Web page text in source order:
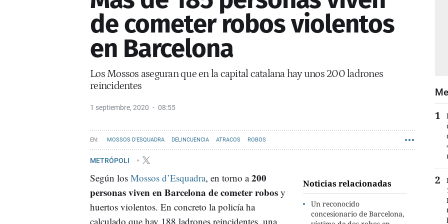
de cometer robos violentos
en Barcelona
Los Mossos aseguran que en la capital catalana hay unos 200 ladrones
reincidentes
1 septiembre, 2020 08:55
MOSSOS D'ESQUADRA DELINCUENCIA ATRACOS ROBOS
METRÓPOLI
Noticias relacionadas
Un reconocido
concesionario de Barcelona,
Según los Mossos d’Esquadra, en torno a200
personas viven en Barcelona de cometer robos y
huertos violentos. En concreto la policía ha
calculado que hay 188 ladrones reincidentes, una